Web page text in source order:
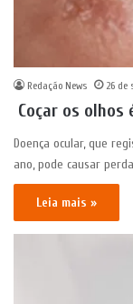
Redação News 26 de
Coçar os
Doença ocular, que
ano, pode causar
Leia mais »